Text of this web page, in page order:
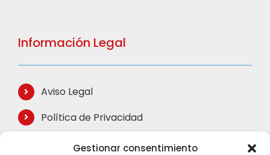
Gestionar consentimiento
Información Legal
Aviso Legal
Política de Privacidad
Política de Cookies